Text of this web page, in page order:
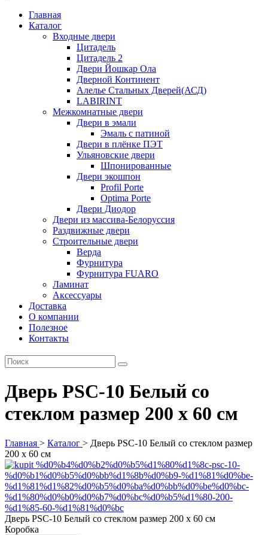
Главная
Каталог
Входные двери
Цитадель
Цитадель 2
Двери Йошкар Ола
Дверной Континент
Алелье Стальных Дверей(АСД)
LABIRINT
Межкомнатные двери
Двери в эмали
Эмаль с патиной
Двери в плёнке ПЭТ
Ульяновские двери
Шпонированные
Двери экошпон
Profil Porte
Optima Porte
Двери Диодор
Двери из массива-Белоруссия
Раздвижные двери
Строительные двери
Верда
Фурнитура
Фурнитура FUARO
Ламинат
Аксессуары
Доставка
О компании
Полезное
Контакты
Дверь PSC-10 Белый со
стеклом размер 200 х 60 см
Главная > Каталог > Дверь PSC-10 Белый со стеклом размер
200 х 60 см
Дверь PSC-10 Белый со стеклом размер 200 х 60 см
Коробка